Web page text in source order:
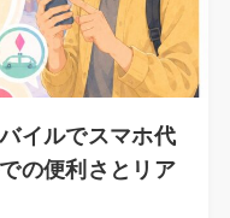
イルでスマホ代
の便利さとリア